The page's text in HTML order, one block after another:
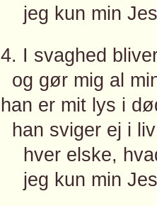
jeg kun min
4. I svaghed
og gør mig al
han er mit lys i
han sviger ej i
hver elske,
jeg kun min